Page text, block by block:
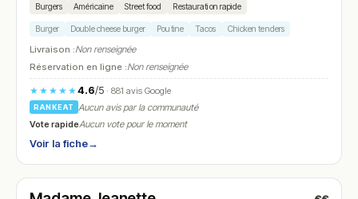
Burgers Américaine Street food Restauration rapide
Burger Double cheese burger Poutine Tacos Chicken tenders
Livraison :Non renseignée
Réservation en ligne :Non renseignée
★★★★★4.6/5· 881 avis Google
RANKEAT
Aucun avis par la communauté
Vote rapideAucun vote pour le moment
Voir la fiche→